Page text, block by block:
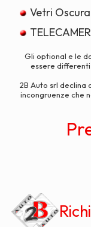
Vetri
Gli optional e le
essere
2B Auto srl declina
incongruenze che